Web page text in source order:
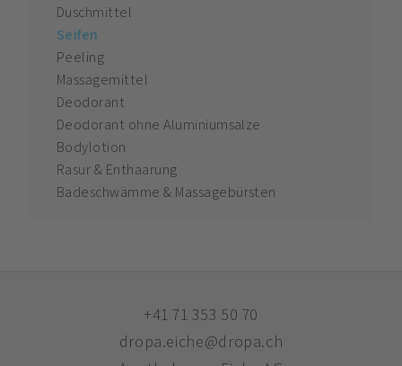
Duschmittel
Seifen
Peeling
Massagemittel
Deodorant
Deodorant ohne Aluminiumsalze
Bodylotion
Rasur & Enthaarung
Badeschwämme & Massagebürsten
+41 71 353 50 70
dropa.eiche@dropa.ch